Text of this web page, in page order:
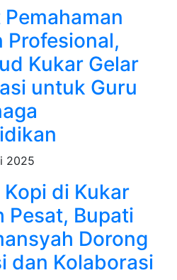
Profesional,
Kukar Gelar
untuk Guru
2025
di Kukar
Pesat, Bupati
Dorong
dan Kolaborasi